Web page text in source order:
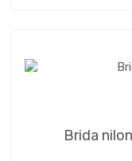
Brida